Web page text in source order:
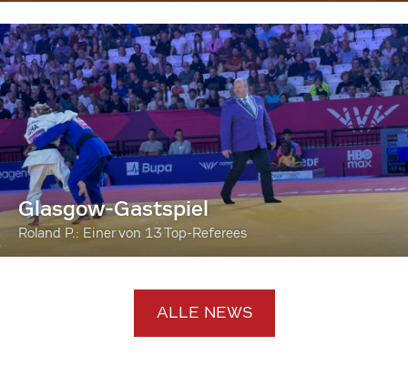
Glasgow-Gastspiel
Roland P.: Einer von 13 Top-Referees
ALLE NEWS